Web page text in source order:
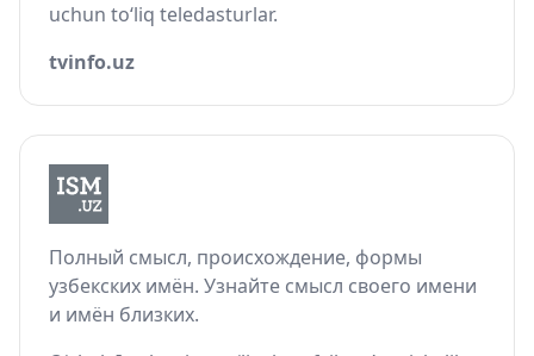
uchun to‘liq teledasturlar.
tvinfo.uz
Полный смысл, происхождение, формы
узбекских имён. Узнайте смысл своего имени
и имён близких.